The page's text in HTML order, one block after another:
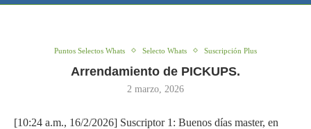
Puntos Selectos Whats Selecto Whats Suscripción Plus
Arrendamiento de PICKUPS.
2 marzo, 2026
[10:24 a.m., 16/2/2026] Suscriptor 1: Buenos días master, en